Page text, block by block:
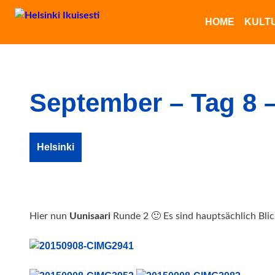
HOME
September – Tag 8
Helsinki
Hier nun Uunisaari Runde 2 🙂 Es sind hauptsächlich